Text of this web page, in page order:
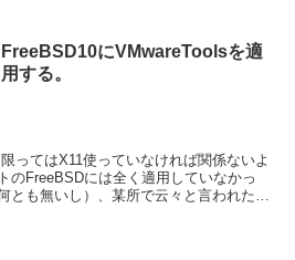
FreeBSD10にVMwareToolsを適
用する。
ってはX11使っていなければ関係ないよ
のFreeBSDには全く適用していなかっ
とも無いし）、某所で云々と言われたの